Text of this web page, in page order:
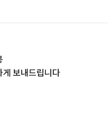
게 보내드립니다